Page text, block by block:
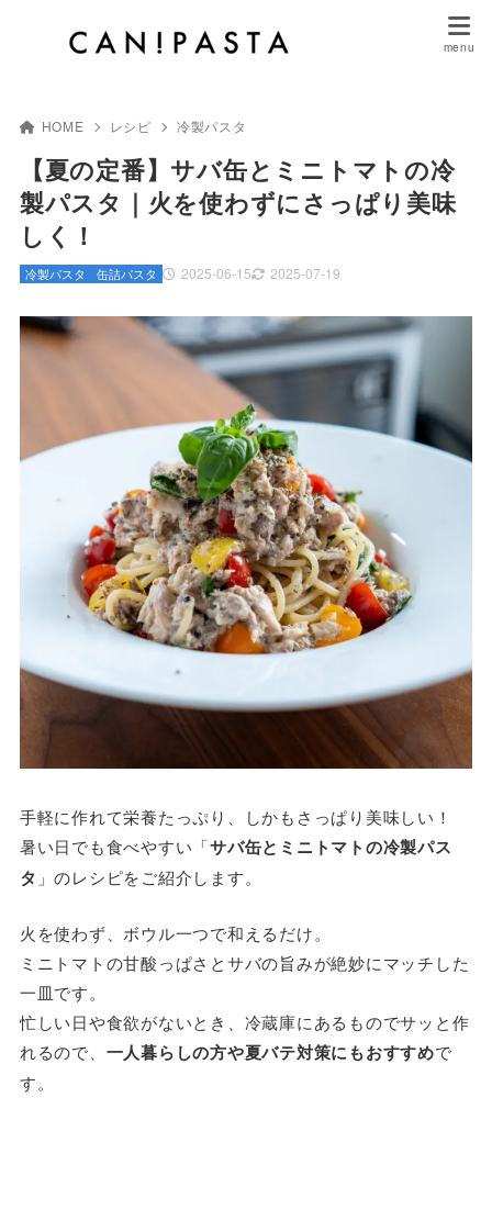
HOME レシピ 冷製パスタ
【夏の定番】サバ缶とミニトマトの冷
製パスタ｜火を使わずにさっぱり美味
しく！
2025-06-15 2025-07-19
冷製パスタ 缶詰パスタ
手軽に作れて栄養たっぷり、しかもさっぱり美味しい！
暑い日でも食べやすい「サバ缶とミニトマトの冷製パス
タ 」のレシピをご紹介します。
火を使わず、ボウル一つで和えるだけ。
ミニトマトの甘酸っぱさとサバの旨みが絶妙にマッチした
一皿です。
忙しい日や食欲がないとき、冷蔵庫にあるものでサッと作
れるので、 一人暮らしの方や夏バテ対策にもおすすめで
す。